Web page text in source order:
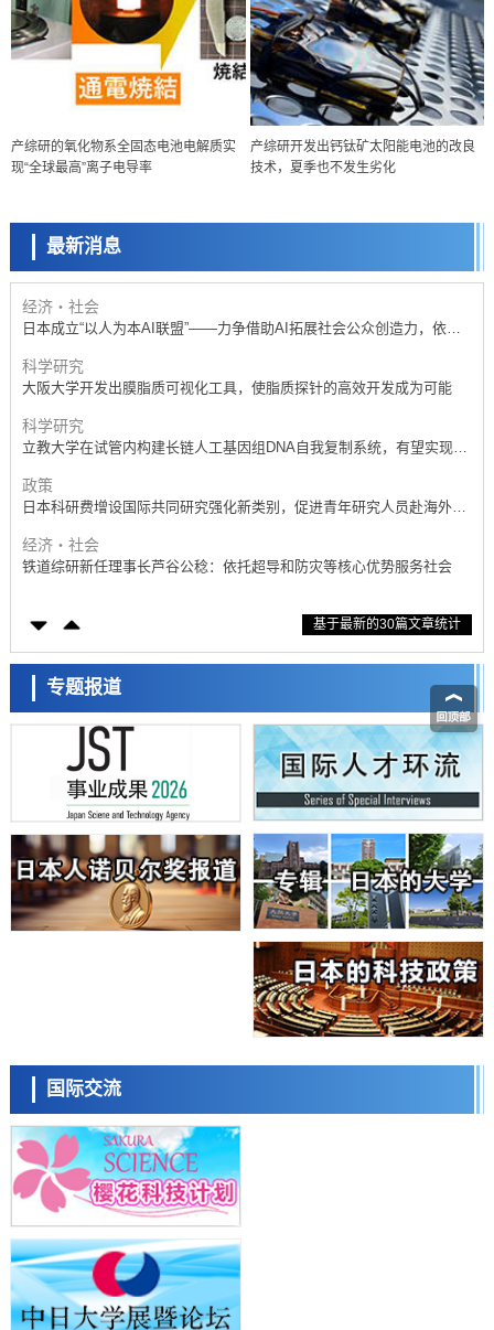
产综研的氧化物系全固态电池电解质实
现“全球最高”离子电导率
产综研开发出钙钛矿太阳能电池的改良
技术，夏季也不发生劣化
最新消息
日本科研费增设国际共同研究强化新类别，促进青年研究人员赴海外开
展研究
科学研究
开发出300亿年仅误差1秒的光晶格钟，构建网络将其打造为下一代社会
基础设施
经济・社会
日本成立“以人为本AI联盟”——力争借助AI拓展社会公众创造力，依托
科学研究
大阪大学开发出膜脂质可视化工具，使脂质探针的高效开发成为可能
科学研究
立教大学在试管内构建长链人工基因组DNA自我复制系统，有望实现携
政策
日本科研费增设国际共同研究强化新类别，促进青年研究人员赴海外开
经济・社会
铁道综研新任理事长芦谷公稔：依托超导和防灾等核心优势服务社会
东京大学通过叶绿体基因组编辑技术强化碳固定酶，成功提高光合作用
科学研究
藤田医科大学等成功鉴定出非结核分枝杆菌生存的必需基因，首次揭示
该基因的必要性因菌株而异
经济・社会
【AI法下篇】如何应对AI的不可控性——中央大学平野晋教授专访
科学研究
日本学术会议：为保持土壤健康应采取哪些措施？探讨土壤保护与强化
的具体对策
科学研究
大阪大学开发基于水氢键网络的温度预测新方法，AI从分子排列信息中
高精度解读
经济・社会
【AI法上篇】如何对“将人生交给AI”保持危机感——中央大学平野晋教
庆应义塾大学阐明脑内“游击手”小胶质细胞包裹保护受损神经细胞的机
制，有望用于开发阿尔茨海默病等疾病疗法
劣化抑制机制，为提升轮胎安全性与耐久性的材料设计开辟道路
科学研究
近畿大学等发现植物染料“日本茜”的红色成分可抑制老化与炎症，有望
成为新型功能性材料
科学研究
群马大学开发针对难治性癫痫的新型基因疗法，利用超小型GAD67启动
子抑制发作
科学研究
九州大学揭示夜间眼压升高机制：两种激素波动叠加所致
科学研究
东京都产技研采用新手法开发出可稳定工作至300℃的介电材料，已验
证电容器可在汽车发动机等高温环境下工作
经济・社会
基于最新的30篇文章统计
专题报道
国际交流
流员
小岩井忠道